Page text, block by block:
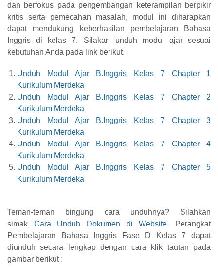
dan berfokus pada pengembangan keterampilan berpikir
kritis serta pemecahan masalah, modul ini diharapkan
dapat mendukung keberhasilan pembelajaran Bahasa
Inggris di kelas 7. Silakan unduh modul ajar sesuai
kebutuhan Anda pada link berikut.
Unduh Modul Ajar B.Inggris Kelas 7 Chapter 1
Kurikulum Merdeka
Unduh Modul Ajar B.Inggris Kelas 7 Chapter 2
Kurikulum Merdeka
Unduh Modul Ajar B.Inggris Kelas 7 Chapter 3
Kurikulum Merdeka
Unduh Modul Ajar B.Inggris Kelas 7 Chapter 4
Kurikulum Merdeka
Unduh Modul Ajar B.Inggris Kelas 7 Chapter 5
Kurikulum Merdeka
Teman-teman bingung cara unduhnya? Silahkan
simak Cara Unduh Dokumen di Website.
Perangkat
Pembelajaran Bahasa Inggris Fase D Kelas 7 dapat
diunduh secara lengkap dengan cara klik tautan pada
gambar berikut :